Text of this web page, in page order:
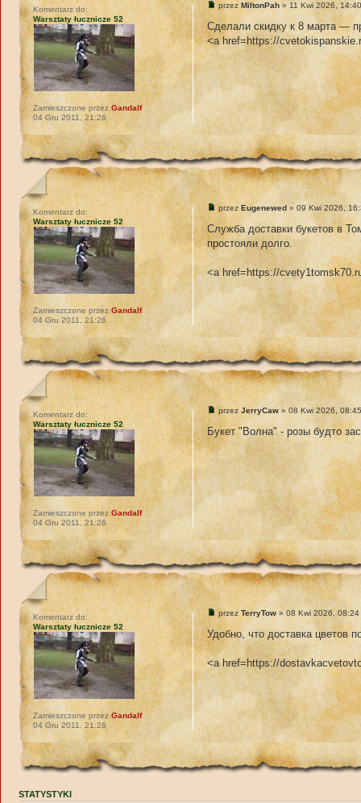
przezMiltonPah » 11 Kwi 2026,
Сделали скидку к 8 марта —
<a href=https://
Komentarz do:
Warsztaty łucznicze 52
Zamieszczone przezGandalf
04 Gru 2011, 21:26
przezEugenewed » 09 Kwi 2026,
Служба доставки букетов в
простояли долго.
<a href=https://
Komentarz do:
Warsztaty łucznicze 52
Zamieszczone przezGandalf
04 Gru 2011, 21:26
przezJerryCaw » 08 Kwi 2026,
Букет "Волна" - розы будто
Komentarz do:
Warsztaty łucznicze 52
Zamieszczone przezGandalf
04 Gru 2011, 21:26
przezTerryTow » 08 Kwi 2026, 08:24
Удобно, что доставка цветов
<a href=https://
Komentarz do:
Warsztaty łucznicze 52
Zamieszczone przezGandalf
04 Gru 2011, 21:26
STATYSTYKI